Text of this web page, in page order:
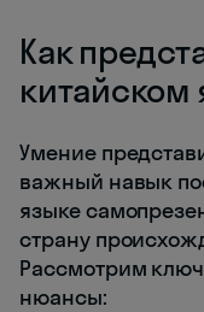
Как
китайском
Умение
важный навык
языке
страну
Рассмотрим
нюансы: